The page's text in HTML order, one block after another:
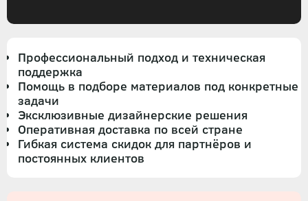
Профессиональный подход и техническая
поддержка
Помощь в подборе материалов под конкретные
задачи
Эксклюзивные дизайнерские решения
Оперативная доставка по всей стране
Гибкая система скидок для партнёров и
постоянных клиентов